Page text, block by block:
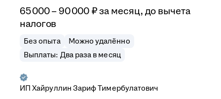
65 000–90 000 ₽ за месяц, до вычета
налогов
Без опыта
Можно удалённо
Выплаты: Два раза в месяц
ИПХайруллин Зариф Тимербулатович